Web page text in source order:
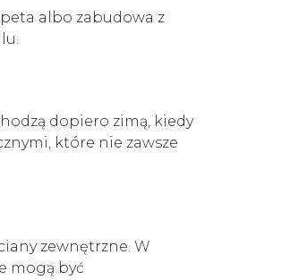
albo zabudowa z
dopiero zimą, kiedy
które nie zawsze
zewnętrzne. W
mogą być